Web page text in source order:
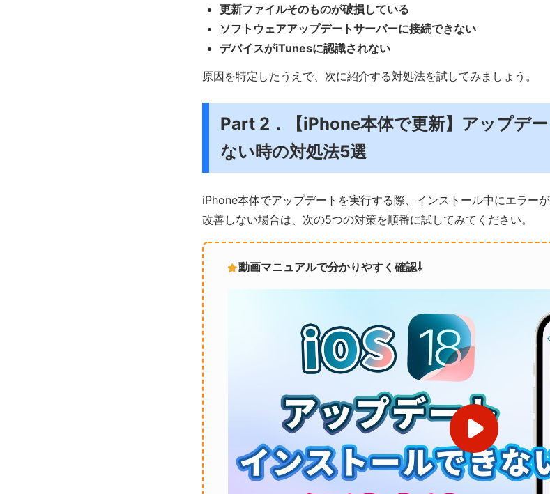
更新ファイルそのものが破損している
ソフトウェアアップデートサーバーに接続できない
デバイスがiTunesに認識されない
原因を特定したうえで、次に紹介する対処法を試してみましょう。
Part 2．【iPhone本体で更新】アップデ
ない時の対処法5選
iPhone本体でアップデートを実行する際、インストール中にエラー
改善しない場合は、次の5つの対策を順番に試してみてください。
動画マニュアルで分かりやすく確認⇩